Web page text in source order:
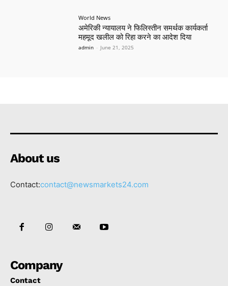
World News
अमेरिकी न्यायालय ने फिलिस्तीन समर्थक कार्यकर्ता
महमूद खलील को रिहा करने का आदेश दिया
admin - June 21, 2025
About us
Contact:contact@newsmarkets24.com
Company
Contact